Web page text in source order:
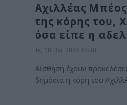
Αχιλλέας
της κόρης του,
όσα είπε η
Τε, 18 Οκτ 2023 15:48
Αίσθηση έχουν
δημόσια η κόρη του